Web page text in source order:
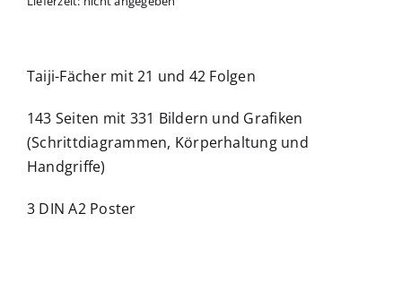
Taiji-Fächer mit 21 und 42 Folgen
143 Seiten mit 331 Bildern und Grafiken
(Schrittdiagrammen, Körperhaltung und
Handgriffe)
3 DIN A2 Poster